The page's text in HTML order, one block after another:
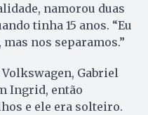
namorou duas
tinha 15 anos. “Eu
nos separamos.”
Gabriel
Ingrid, então
e ele era solteiro.